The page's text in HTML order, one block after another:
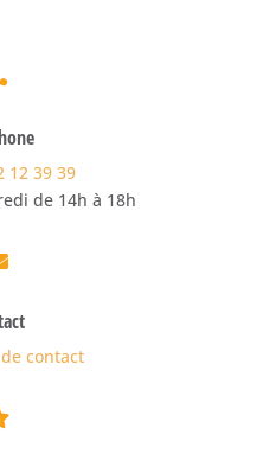
12 39 39
de 14h à 18h
contact